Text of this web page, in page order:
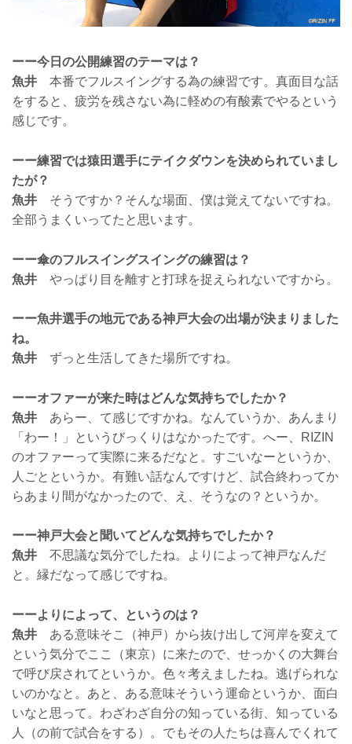
ーー今日の公開練習のテーマは？
魚井 本番でフルスイングする為の練習です。真面目な話
をすると、疲労を残さない為に軽めの有酸素でやるという
感じです。
ーー練習では猿田選手にテイクダウンを決められていまし
たが？
魚井 そうですか？そんな場面、僕は覚えてないですね。
全部うまくいってたと思います。
ーー傘のフルスイングスイングの練習は？
魚井 やっぱり目を離すと打球を捉えられないですから。
ーー魚井選手の地元である神戸大会の出場が決まりました
ね。
魚井 ずっと生活してきた場所ですね。
ーーオファーが来た時はどんな気持ちでしたか？
魚井 あらー、て感じですかね。なんていうか、あんまり
「わー！」というびっくりはなかったです。へー、RIZIN
のオファーって実際に来るだなと。すごいなーというか、
人ごとというか。有難い話なんですけど、試合終わってか
らあまり間がなかったので、え、そうなの？というか。
ーー神戸大会と聞いてどんな気持ちでしたか？
魚井 不思議な気分でしたね。よりによって神戸なんだ
と。縁だなって感じですね。
ーーよりによって、というのは？
魚井 ある意味そこ（神戸）から抜け出して河岸を変えて
という気分でここ（東京）に来たので、せっかくの大舞台
で呼び戻されてというか。色々考えましたね。逃げられな
いのかなと。あと、ある意味そういう運命というか、面白
いなと思って。わざわざ自分の知っている街、知っている
人（の前で試合をする）。でもその人たちは喜んでくれて